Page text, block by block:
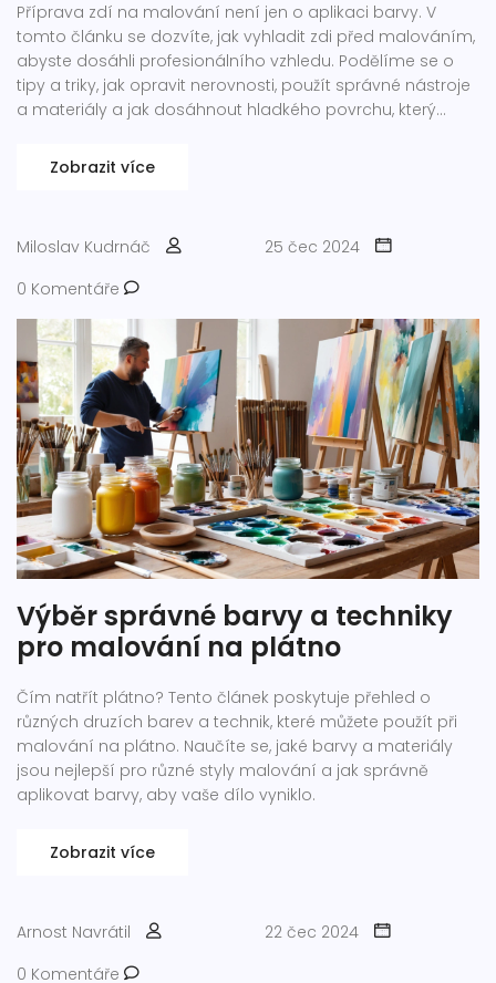
Příprava zdí na malování není jen o aplikaci barvy. V
tomto článku se dozvíte, jak vyhladit zdi před malováním,
abyste dosáhli profesionálního vzhledu. Podělíme se o
tipy a triky, jak opravit nerovnosti, použít správné nástroje
a materiály a jak dosáhnout hladkého povrchu, který
Zobrazit více
Miloslav Kudrnáč
25 čec 2024
0 Komentáře
Výběr správné barvy a techniky
pro malování na plátno
Čím natřít plátno? Tento článek poskytuje přehled o
různých druzích barev a technik, které můžete použít při
malování na plátno. Naučíte se, jaké barvy a materiály
jsou nejlepší pro různé styly malování a jak správně
aplikovat barvy, aby vaše dílo vyniklo.
Zobrazit více
Arnost Navrátil
22 čec 2024
0 Komentáře